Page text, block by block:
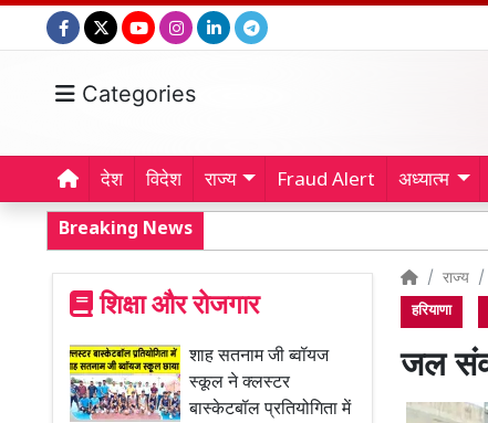
Categories
देश विदेश राज्य Fraud Alert अध्यात्म
Breaking News
शिक्षा और रोजगार
शाह सतनाम जी ब्वॉयज
स्कूल ने क्लस्टर
बास्केटबॉल प्रतियोगिता में
राज्य
हरियाणा
जल